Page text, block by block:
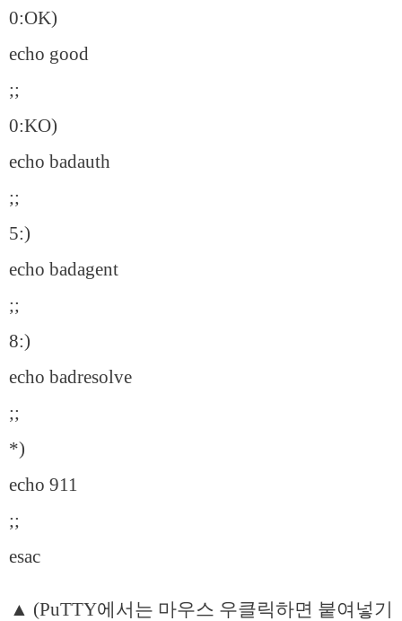
0:OK)
echo good
;;
0:KO)
echo badauth
;;
5:)
echo badagent
;;
8:)
echo badresolve
;;
*)
echo 911
;;
esac
▲ (PuTTY에서는 마우스 우클릭하면 붙여넣기